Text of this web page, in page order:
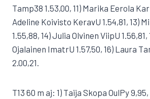
Tamp38 1.53,00, 11) Marika Eerola
Adeline Koivisto KeravU 1.54,81, 13)
1.55,88, 14) Julia Olvinen ViipU
Ojalainen ImatrU 1.57,50, 16) Laura
2.00,21.
T13 60 m aj: 1) Taija Skopa OulPy